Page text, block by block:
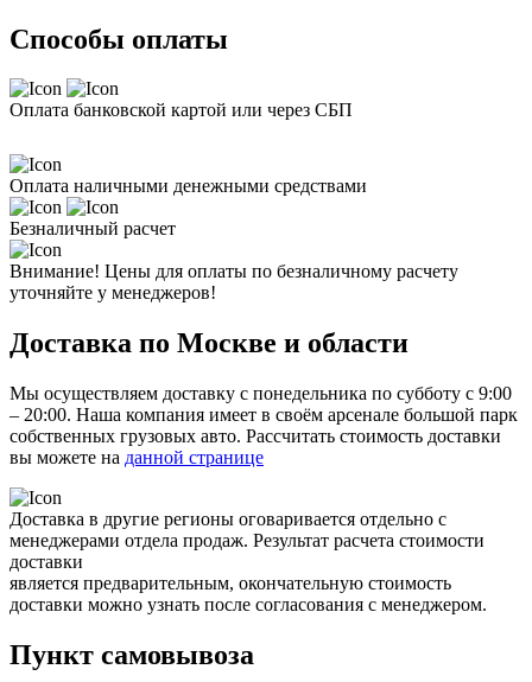
Способы оплаты
Оплата банковской картой или через СБП
Оплата наличными денежными средствами
Безналичный расчет
Внимание! Цены для оплаты по безналичному расчету
уточняйте у менеджеров!
Доставка по Москве и области
Мы осуществляем доставку с понедельника по субботу с 9:00
– 20:00. Наша компания имеет в своём арсенале большой парк
собственных грузовых авто. Рассчитать стоимость доставки
вы можете на данной странице
Доставка в другие регионы оговаривается отдельно с
менеджерами отдела продаж. Результат расчета стоимости
доставки
является предварительным, окончательную стоимость
доставки можно узнать после согласования с менеджером.
Пункт самовывоза